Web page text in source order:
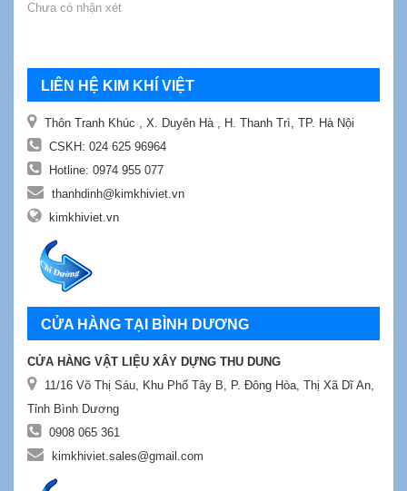
Chưa có nhận xét
LIÊN HỆ KIM KHÍ VIỆT
Thôn Tranh Khúc , X. Duyên Hà , H. Thanh Trì, TP. Hà Nội
CSKH: 024 625 96964
Hotline: 0974 955 077
thanhdinh@kimkhiviet.vn
kimkhiviet.vn
CỬA HÀNG TẠI BÌNH DƯƠNG
CỬA HÀNG VẬT LIỆU XÂY DỰNG THU DUNG
11/16 Võ Thị Sáu, Khu Phố Tây B, P. Đông Hòa, Thị Xã Dĩ An,
Tỉnh Bình Dương
0908 065 361
kimkhiviet.sales@gmail.com